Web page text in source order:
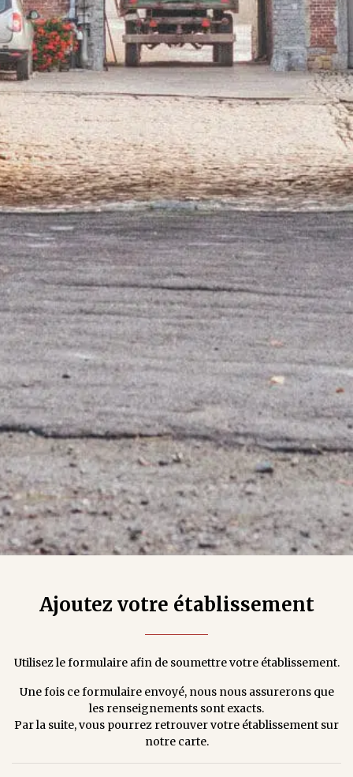
Ajoutez votre établissement
Utilisez le formulaire afin de soumettre votre établissement.
Une fois ce formulaire envoyé, nous nous assurerons que
les renseignements sont exacts.
Par la suite, vous pourrez retrouver votre établissement sur
notre carte.